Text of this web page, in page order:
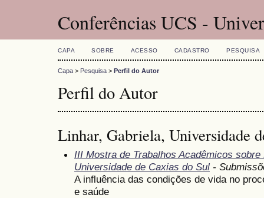
Conferências UCS -
CAPA SOBRE ACESSO CADASTRO PESQUISA
Capa > Pesquisa > Perfil do Autor
Perfil do Autor
Linhar, Gabriela, Universidade
III Mostra de Trabalhos Acadêmicos
Universidade de Caxias do Sul -
A influência das condições de vida no
e saúde